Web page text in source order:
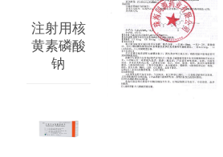
注射用核
黄素磷酸
钠